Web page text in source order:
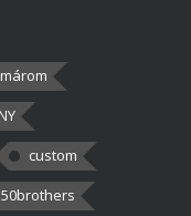
custom
50brothers